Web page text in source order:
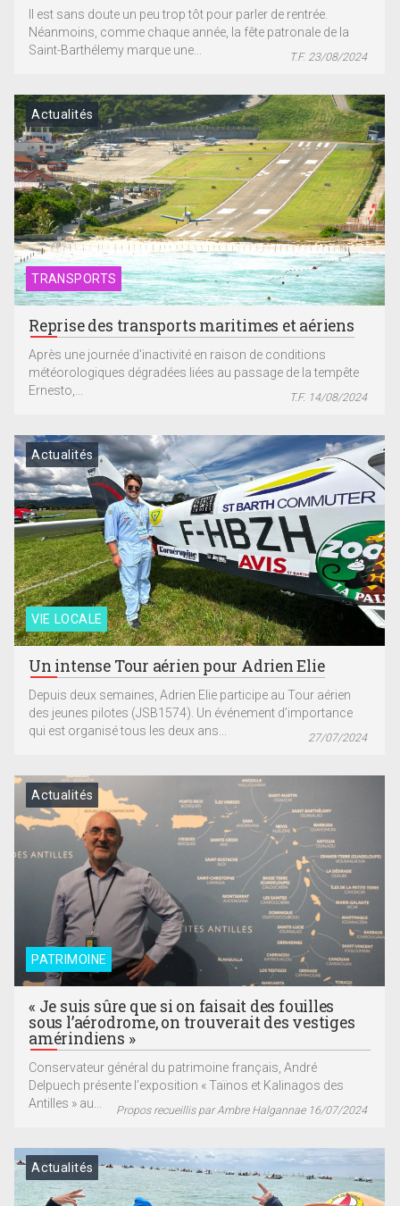
Il est sans doute un peu trop tôt pour parler de rentrée.
Néanmoins, comme chaque année, la fête patronale de la
Saint-Barthélemy marque une...
T.F. 23/08/2024
TRANSPORTS
Actualités
Reprise des transports maritimes et aériens
Après une journée d'inactivité en raison de conditions
météorologiques dégradées liées au passage de la tempête
Ernesto,...
T.F. 14/08/2024
VIE LOCALE
Actualités
Un intense Tour aérien pour Adrien Elie
Depuis deux semaines, Adrien Elie participe au Tour aérien
des jeunes pilotes (JSB1574). Un événement d’importance
qui est organisé tous les deux ans...
27/07/2024
PATRIMOINE
Actualités
« Je suis sûre que si on faisait des fouilles
sous l’aérodrome, on trouverait des vestiges
amérindiens »
Conservateur général du patrimoine français, André
Delpuech présente l’exposition « Taïnos et Kalinagos des
Antilles » au...
Propos recueillis par Ambre Halgannae 16/07/2024
Actualités